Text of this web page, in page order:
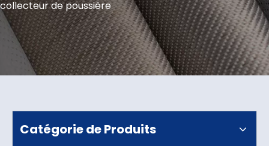
collecteur de poussière
Catégorie de Produits